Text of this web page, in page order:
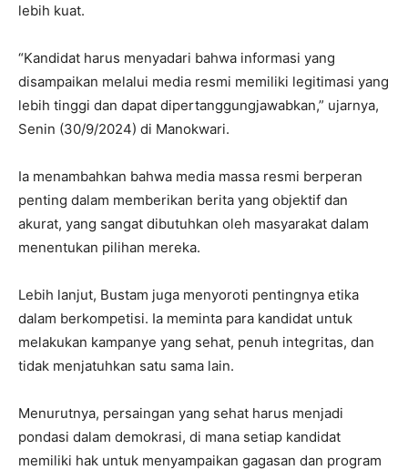
lebih kuat.
“Kandidat harus menyadari bahwa informasi yang
disampaikan melalui media resmi memiliki legitimasi yang
lebih tinggi dan dapat dipertanggungjawabkan,” ujarnya,
Senin (30/9/2024) di Manokwari.
Ia menambahkan bahwa media massa resmi berperan
penting dalam memberikan berita yang objektif dan
akurat, yang sangat dibutuhkan oleh masyarakat dalam
menentukan pilihan mereka.
Lebih lanjut, Bustam juga menyoroti pentingnya etika
dalam berkompetisi. Ia meminta para kandidat untuk
melakukan kampanye yang sehat, penuh integritas, dan
tidak menjatuhkan satu sama lain.
Menurutnya, persaingan yang sehat harus menjadi
pondasi dalam demokrasi, di mana setiap kandidat
memiliki hak untuk menyampaikan gagasan dan program